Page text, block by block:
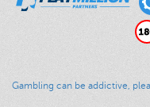
Gambling can be addictive,